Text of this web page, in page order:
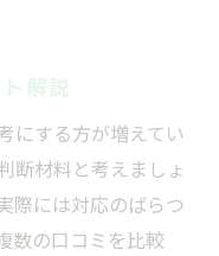
解説
にする方が増えてい
断材料と考えましょ
際には対応のばらつ
数の口コミを比較